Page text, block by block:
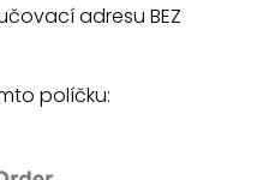
adresu BEZ
políčku: